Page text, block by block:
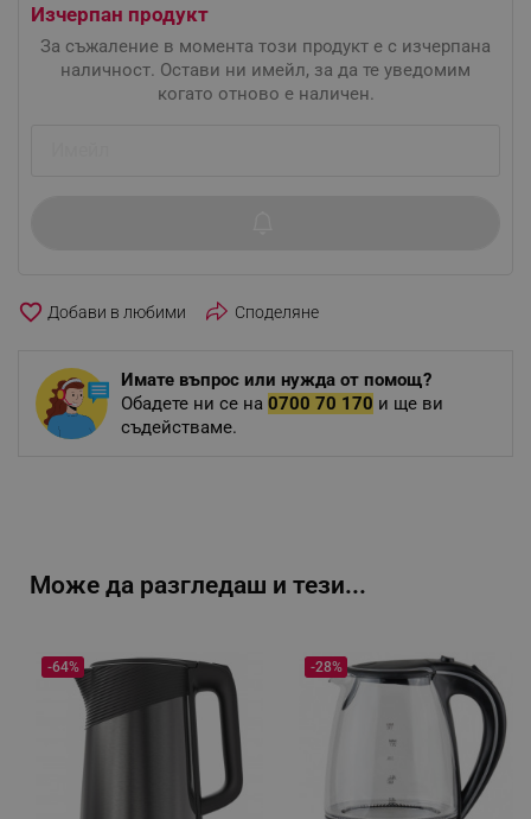
Изчерпан продукт
За съжаление в момента този продукт е с изчерпана
наличност. Остави ни имейл, за да те уведомим
когато отново е наличен.
favorite_border Споделяне
Имате въпрос или нужда от помощ?
Обадете ни се на 0700 70 170 и ще ви
съдействаме.
Може да разгледаш и тези...
-64% -28%